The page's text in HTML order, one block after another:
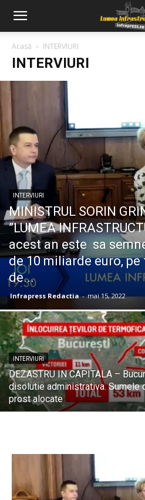
Acasă INTERVIURI
INTERVIURI
INTERVIURI
MINISTRUL SORIN
”LUMEA
acest an este sa
de 10 miliarde euro,
de...
Infrapress Redactia - mai 15, 2022
INTERVIURI
DEZASTRU IN CAPITALA –
disolutie administrativa. Sumele
prost alocate